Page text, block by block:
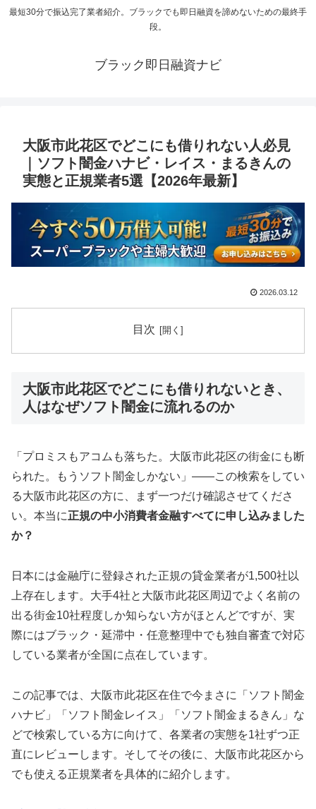
最短30分で振込完了業者紹介。ブラックでも即日融資を諦めないための最終手
段。
ブラック即日融資ナビ
大阪市此花区でどこにも借りれない人必見
｜ソフト闇金ハナビ・レイス・まるきんの
実態と正規業者5選【2026年最新】
2026.03.12
目次
大阪市此花区でどこにも借りれないとき、
人はなぜソフト闇金に流れるのか
「プロミスもアコムも落ちた。大阪市此花区の街金にも断
られた。もうソフト闇金しかない」——この検索をしてい
る大阪市此花区の方に、まず一つだけ確認させてくださ
い。本当に正規の中小消費者金融すべてに申し込みました
か？
日本には金融庁に登録された正規の貸金業者が1,500社以
上存在します。大手4社と大阪市此花区周辺でよく名前の
出る街金10社程度しか知らない方がほとんどですが、実
際にはブラック・延滞中・任意整理中でも独自審査で対応
している業者が全国に点在しています。
この記事では、大阪市此花区在住で今まさに「ソフト闇金
ハナビ」「ソフト闇金レイス」「ソフト闇金まるきん」な
どで検索している方に向けて、各業者の実態を1社ずつ正
直にレビューします。そしてその後に、大阪市此花区から
でも使える正規業者を具体的に紹介します。